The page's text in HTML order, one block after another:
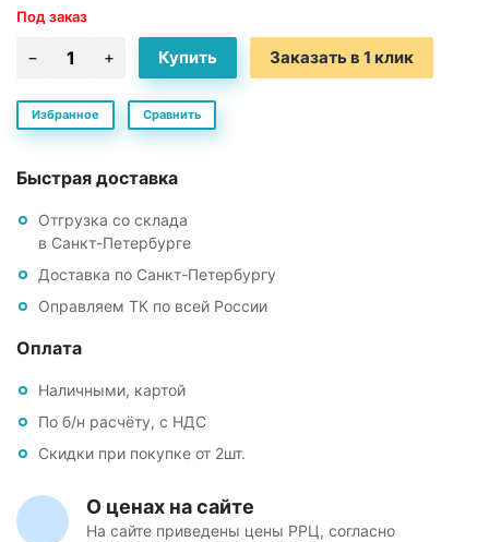
Под заказ
Заказать в 1 клик
Избранное Сравнить
Быстрая доставка
Отгрузка со склада
в Санкт-Петербурге
Доставка по Санкт-Петербургу
Оправляем ТК по всей России
Оплата
Наличными, картой
По б/н расчёту, с НДС
Скидки при покупке от 2шт.
О ценах на сайте
На сайте приведены цены РРЦ, согласно